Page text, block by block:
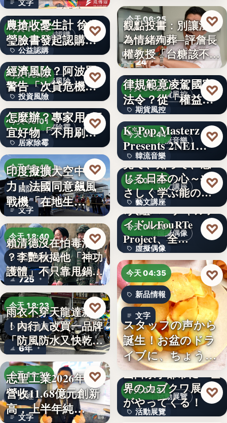
文字
追問鄭：…
公益認購
今天 19:15
公益認購
文字
颱風來襲 五峰鄉果
農搶收憂生計 徐欣
瑩臉書發起認購水
梨行…
♡
投資風險
今天 19:10
投資風險
文字
AI投資恐成下一個
經濟風險？阿波羅
警告「次貸危機
式」逆轉…
♡
居家除霉
今天 19:01
居家除霉
文字
牆壁反覆潮濕發霉
怎麼辦？專家用1便
宜好物「不用刷清
除陳年…
♡
今天 18:45
國防軍購
文字
印度擬擴大空中戰
力！法國同意飆風
戰機「在地生
產」，機隊規…
♡
今天 18:40
政治評論
725
賴清德沒在怕毒油案
？李艷秋揭他「神功
護體」不只靠甩鍋盧
秀…
♡
今天 18:23
雨衣推薦
6年
雨衣不穿天龍達新牌
！內行人改買一品牌
「防風防水又快乾、
穿…
♡
今天 18:21
財經
文字
志聖工業2026年7月
營收11.68億元創新
高，上半年純…
♡
今天 06:25
食安法治
24
觀點投書：別讓法治
為情緒殉葬─評詹長
權教授「台糖該不該
通…
♡
期貨風控
今天 06:20
期貨風控
文字
觀點投書：公會自
律規範竟凌駕國家
法令？從「權益
數」定義看…
♡
韓流音樂
今天 04:44
韓流音樂
文字
K*Pop Masterz
Presents 2NE1…
♡
藝文講座
今天 04:39
藝文講座
1,000円
見て、知って、感
じる日本の心～や
さしく学ぶ能の世
界へ
♡
虛擬偶像
今天 04:36
虛擬偶像
10
7人組バーチャルア
イドルFouRTe
Project、全…
♡
今天 04:35
新品情報
文字
スタッフの声から
誕生！お盆のドラ
イブに、ちょうど
いい。「…
♡
活動展覽
今天 04:31
活動展覽
山口県宇部市に『世
界のカブクワ展』
がやってくる！
♡
令和8年熊本地震へ